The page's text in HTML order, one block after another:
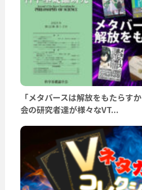
「メタバースは解放をもたらす
会の研究者達が様々なVT...